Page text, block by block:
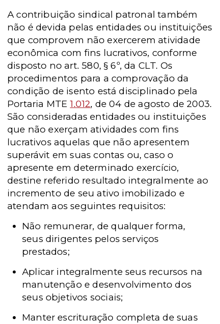
A contribuição sindical patronal também
não é devida pelas entidades ou instituições
que comprovem não exercerem atividade
econômica com fins lucrativos, conforme
disposto no art. 580, § 6º, da CLT. Os
procedimentos para a comprovação da
condição de isento está disciplinado pela
Portaria MTE1.012, de 04 de agosto de 2003.
São consideradas entidades ou instituições
que não exerçam atividades com fins
lucrativos aquelas que não apresentem
superávit em suas contas ou, caso o
apresente em determinado exercício,
destine referido resultado integralmente ao
incremento de seu ativo imobilizado e
atendam aos seguintes requisitos:
Não remunerar, de qualquer forma,
seus dirigentes pelos serviços
prestados;
Aplicar integralmente seus recursos na
manutenção e desenvolvimento dos
seus objetivos sociais;
Manter escrituração completa de suas